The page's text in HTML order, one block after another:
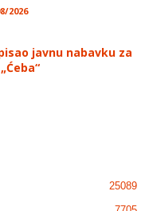
2026
javnu nabavku za
25089